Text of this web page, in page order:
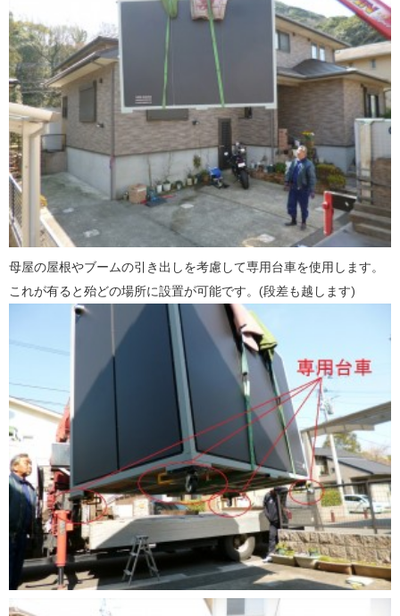
母屋の屋根やブームの引き出しを考慮して専用台車を使用します。
これが有ると殆どの場所に設置が可能です。(段差も越します)